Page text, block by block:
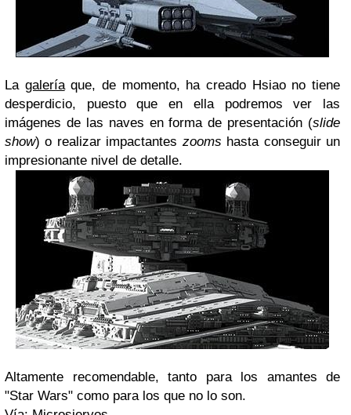
La galeríaque, de momento, ha creado Hsiao no tiene
desperdicio, puesto que en ella podremos ver las
imágenes de las naves en forma de presentación (slide
show) o realizar impactantes zooms hasta conseguir un
impresionante nivel de detalle.
Altamente recomendable, tanto para los amantes de
"Star Wars" como para los que no lo son.